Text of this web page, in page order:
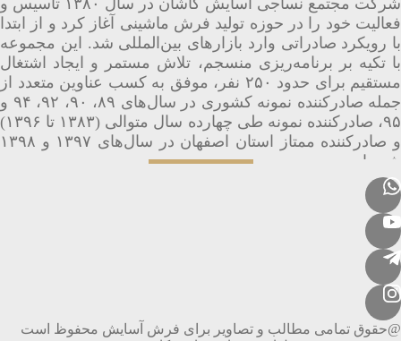
شرکت مجتمع نساجی آسایش کاشان در سال ۱۳۸۰ تأسیس و
فعالیت خود را در حوزه تولید فرش ماشینی آغاز کرد و از ابتدا
با رویکرد صادراتی وارد بازارهای بین‌المللی شد. این مجموعه
با تکیه بر برنامه‌ریزی منسجم، تلاش مستمر و ایجاد اشتغال
مستقیم برای حدود ۲۵۰ نفر، موفق به کسب عناوین متعدد از
جمله صادرکننده نمونه کشوری در سال‌های ۸۹، ۹۰، ۹۲، ۹۴ و
۹۵، صادرکننده نمونه طی چهارده سال متوالی (۱۳۸۳ تا ۱۳۹۶)
و صادرکننده ممتاز استان اصفهان در سال‌های ۱۳۹۷ و ۱۳۹۸
شده است.
@حقوق تمامی مطالب و تصاویر برای فرش آسایش محفوظ است